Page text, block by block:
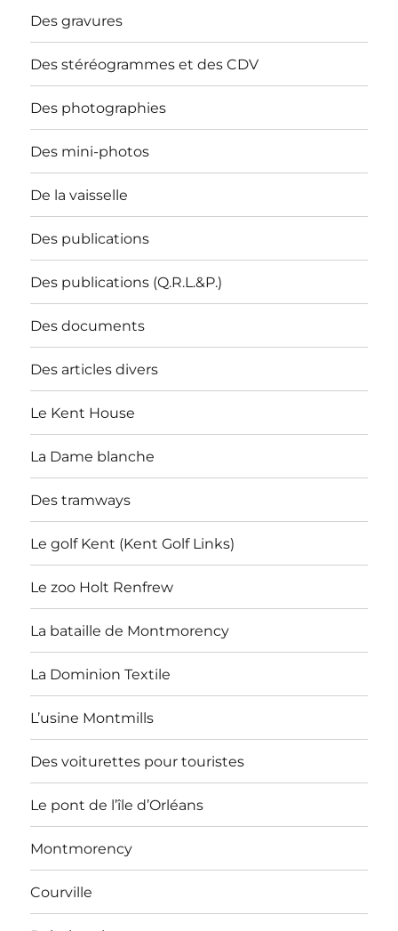
Des gravures
Des stéréogrammes et des CDV
Des photographies
Des mini-photos
De la vaisselle
Des publications
Des publications (Q.R.L.&P.)
Des documents
Des articles divers
Le Kent House
La Dame blanche
Des tramways
Le golf Kent (Kent Golf Links)
Le zoo Holt Renfrew
La bataille de Montmorency
La Dominion Textile
L’usine Montmills
Des voiturettes pour touristes
Le pont de l’île d’Orléans
Montmorency
Courville